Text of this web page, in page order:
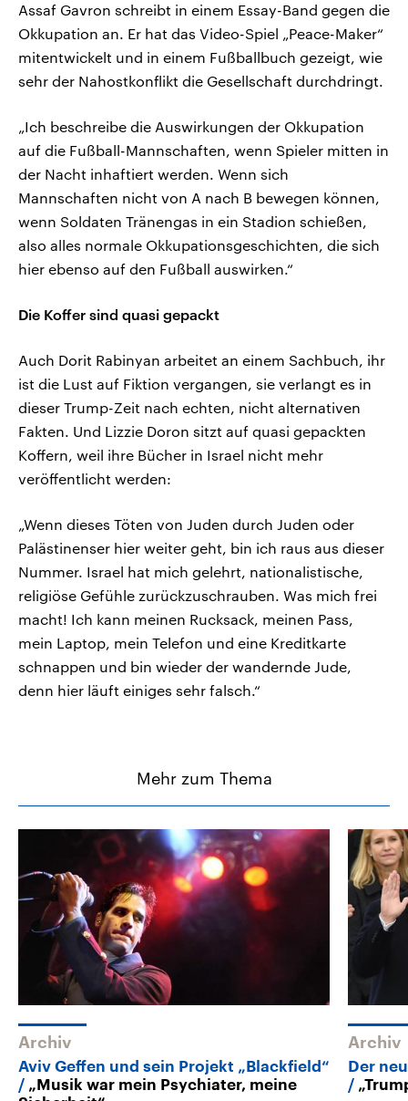
Assaf Gavron schreibt in einem Essay-Band gegen die
Okkupation an. Er hat das Video-Spiel „Peace-Maker“
mitentwickelt und in einem Fußballbuch gezeigt, wie
sehr der Nahostkonflikt die Gesellschaft durchdringt.
„Ich beschreibe die Auswirkungen der Okkupation
auf die Fußball-Mannschaften, wenn Spieler mitten in
der Nacht inhaftiert werden. Wenn sich
Mannschaften nicht von A nach B bewegen können,
wenn Soldaten Tränengas in ein Stadion schießen,
also alles normale Okkupationsgeschichten, die sich
hier ebenso auf den Fußball auswirken.“
Die Koffer sind quasi gepackt
Auch Dorit Rabinyan arbeitet an einem Sachbuch, ihr
ist die Lust auf Fiktion vergangen, sie verlangt es in
dieser Trump-Zeit nach echten, nicht alternativen
Fakten. Und Lizzie Doron sitzt auf quasi gepackten
Koffern, weil ihre Bücher in Israel nicht mehr
veröffentlicht werden:
„Wenn dieses Töten von Juden durch Juden oder
Palästinenser hier weiter geht, bin ich raus aus dieser
Nummer. Israel hat mich gelehrt, nationalistische,
religiöse Gefühle zurückzuschrauben. Was mich frei
macht! Ich kann meinen Rucksack, meinen Pass,
mein Laptop, mein Telefon und eine Kreditkarte
schnappen und bin wieder der wandernde Jude,
denn hier läuft einiges sehr falsch.“
Mehr zum Thema
Archiv
Aviv Geffen und sein Projekt „Blackfield“
„Musik war mein Psychiater, meine
Archiv
Der